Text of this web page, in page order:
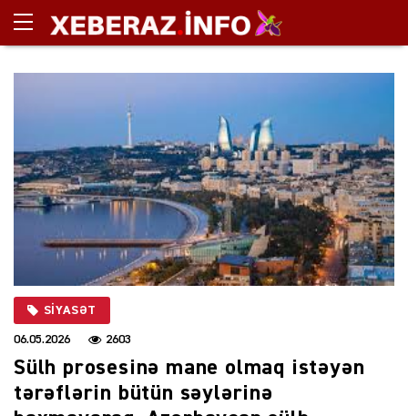
SIYASƏT
06.05.2026 2603
Sülh prosesinə mane olmaq istəyən
tərəflərin bütün səylərinə